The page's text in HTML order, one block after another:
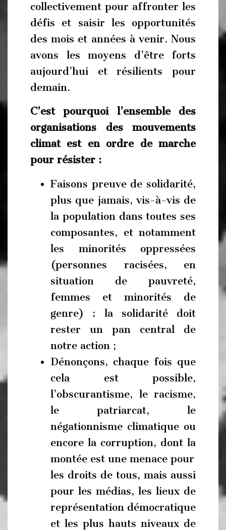
collectivement pour affronter les
défis et saisir les opportunités
des mois et années à venir. Nous
avons les moyens d’être forts
aujourd’hui et résilients pour
demain.
C’est pourquoi l’ensemble des
organisations des mouvements
climat est en ordre de marche
pour résister :
Faisons preuve de solidarité,
plus que jamais, vis-à-vis de
la population dans toutes ses
composantes, et notamment
les minorités oppressées
(personnes racisées, en
situation de pauvreté,
femmes et minorités de
genre) : la solidarité doit
rester un pan central de
notre action ;
Dénonçons, chaque fois que
cela est possible,
l’obscurantisme, le racisme,
le patriarcat, le
négationnisme climatique ou
encore la corruption, dont la
montée est une menace pour
les droits de tous, mais aussi
pour les médias, les lieux de
représentation démocratique
et les plus hauts niveaux de